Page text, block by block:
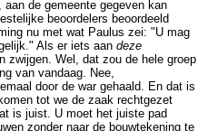
de gemeente gegeven kan
beoordelers beoordeeld
nu met wat Paulus zei: "U mag
Als er iets aan deze
zwijgen. Wel, dat zou de hele groep
van vandaag. Nee,
door de war gehaald. En dat is
tot we de zaak rechtgezet
is juist. U moet het juiste pad
zonder naar de bouwtekening te